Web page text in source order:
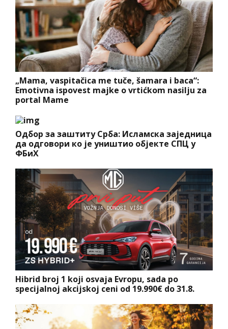
„Mama, vaspitačica me tuče, šamara i baca“:
Emotivna ispovest majke o vrtićkom nasilju za
portal Mame
Одбор за заштиту Срба: Исламска заједница
да одговори ко је уништио објекте СПЦ у
ФБиХ
Hibrid broj 1 koji osvaja Evropu, sada po
specijalnoj akcijskoj ceni od 19.990€ do 31.8.